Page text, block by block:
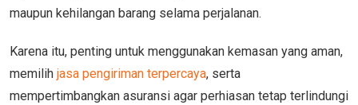
maupun kehilangan barang selama perjalanan.
Karena itu, penting untuk menggunakan kemasan yang aman,
memilih jasa pengiriman terpercaya, serta
mempertimbangkan asuransi agar perhiasan tetap terlindungi